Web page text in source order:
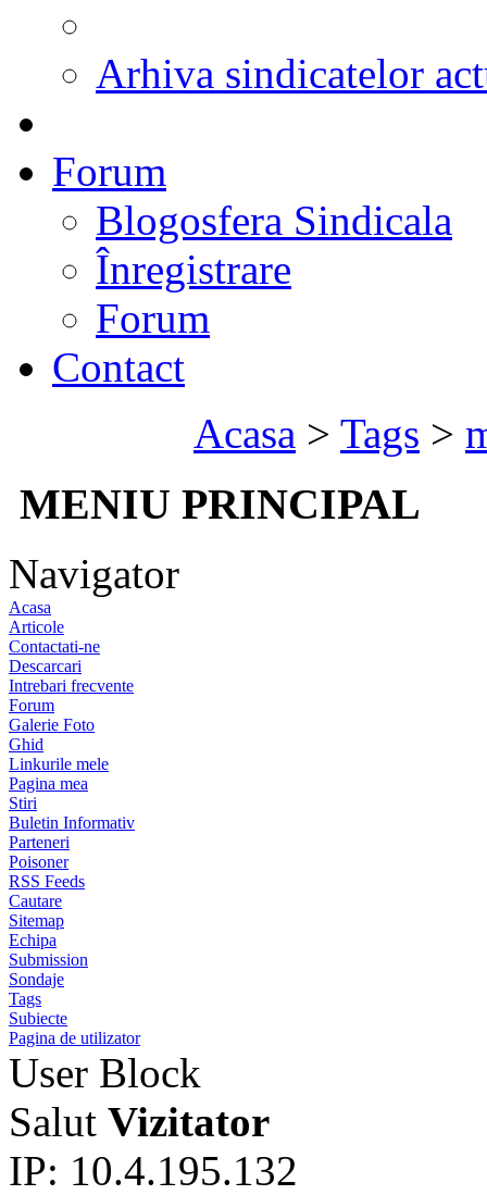
Arhiva sindicatelor
Forum
Blogosfera Sindicala
Înregistrare
Forum
Contact
Acasa > Tags >
MENIU PRINCIPAL
Navigator
Acasa
Articole
Contactati-ne
Descarcari
Intrebari frecvente
Forum
Galerie Foto
Ghid
Linkurile mele
Pagina mea
Stiri
Buletin Informativ
Parteneri
Poisoner
RSS Feeds
Cautare
Sitemap
Echipa
Submission
Sondaje
Tags
Subiecte
Pagina de utilizator
User Block
Salut Vizitator
IP: 10.4.195.132